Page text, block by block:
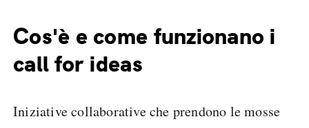
Cos'è e come funzionano i
call for ideas
Iniziative collaborative che prendono le mosse